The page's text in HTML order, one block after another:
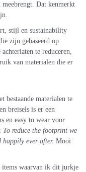
Dat kenmerkt
stijl en sustainability
zijn gebaseerd op
te reduceren,
van materialen die er
bestaande materialen te
breisels is er een
en easy to wear voor
To reduce the footprint we
ever after. Mooi
items waarvan ik dit jurkje